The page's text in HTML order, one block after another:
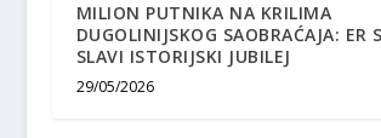
MILION PUTNIKA NA KRILIMA
DUGOLINIJSKOG SAOBRAĆAJA: ER
SLAVI ISTORIJSKI JUBILEJ
29/05/2026